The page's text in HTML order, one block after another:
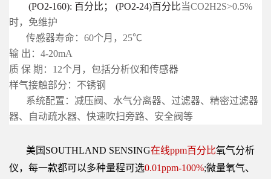
(PO2-160): 百分比； (PO2-24)百分比当CO2H2S>0.5%
时，免维护
传感器寿命：60个月，25℃
输 出：4-20mA
质 保 期：12个月，包括分析仪和传感器
样气接触部分：不锈钢
系统配置：减压阀、水气分离器、过滤器、精密过滤器
器、自动疏水器、快速吹扫旁路、安全阀等
美国SOUTHLAND SENSING在线ppm百分比氧气分析
仪，每一款都可以多种量程可选0.01ppm-100%;微量氧气、